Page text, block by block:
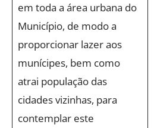
em toda a área urbana do
Município, de modo a
proporcionar lazer aos
munícipes, bem como
atrai população das
cidades vizinhas, para
contemplar este